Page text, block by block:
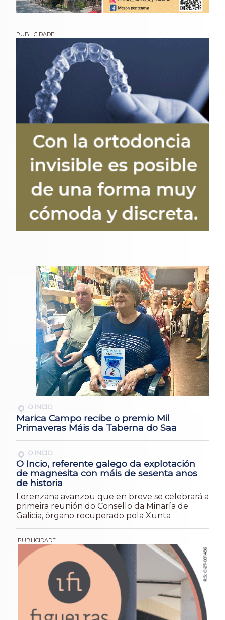
O INCIO
Marica Campo recibe o premio Mil
Primaveras Máis da Taberna do Saa
O INCIO
O Incio, referente galego da explotación
de magnesita con máis de sesenta anos
de historia
Lorenzana avanzou que en breve se celebrará a
primeira reunión do Consello da Minaría de
Galicia, órgano recuperado pola Xunta